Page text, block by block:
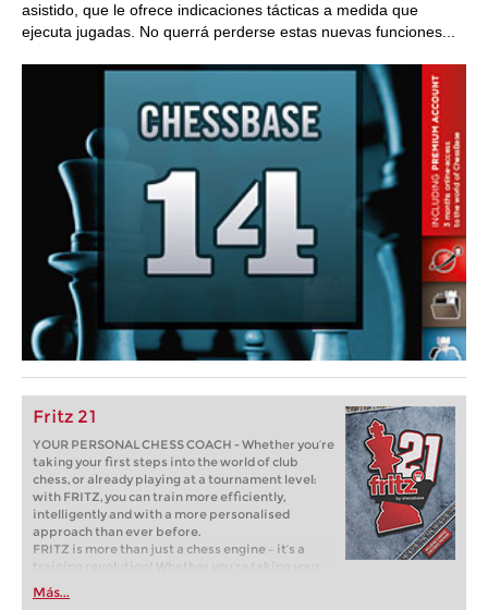
asistido, que le ofrece indicaciones tácticas a medida que
ejecuta jugadas. No querrá perderse estas nuevas funciones...
Fritz 21
YOUR PERSONAL CHESS COACH - Whether you’re
taking your first steps into the world of club
chess, or already playing at a tournament level:
with FRITZ, you can train more efficiently,
intelligently and with a more personalised
approach than ever before.
FRITZ is more than just a chess engine – it’s a
training revolution! Whether you’re taking your
first steps into the world of club chess, or already
playing at a tournament level: with FRITZ, you can
Más...